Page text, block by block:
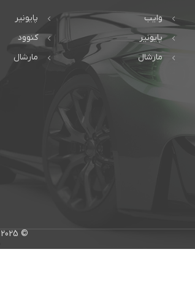
وایب
پایونیر
مارشال
پایونیر
کنوود
مارشال
© 2025 تمام حقوق برای فروشگاه ستاره محفوظ است.